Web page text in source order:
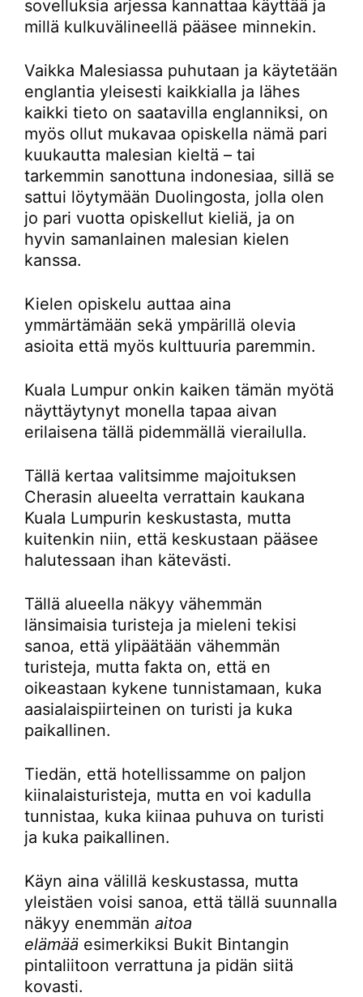
sovelluksia arjessa kannattaa käyttää ja
millä kulkuvälineellä pääsee minnekin.
Vaikka Malesiassa puhutaan ja käytetään
englantia yleisesti kaikkialla ja lähes
kaikki tieto on saatavilla englanniksi, on
myös ollut mukavaa opiskella nämä pari
kuukautta malesian kieltä – tai
tarkemmin sanottuna indonesiaa, sillä se
sattui löytymään Duolingosta, jolla olen
jo pari vuotta opiskellut kieliä, ja on
hyvin samanlainen malesian kielen
kanssa.
Kielen opiskelu auttaa aina
ymmärtämään sekä ympärillä olevia
asioita että myös kulttuuria paremmin.
Kuala Lumpur onkin kaiken tämän myötä
näyttäytynyt monella tapaa aivan
erilaisena tällä pidemmällä vierailulla.
Tällä kertaa valitsimme majoituksen
Cherasin alueelta verrattain kaukana
Kuala Lumpurin keskustasta, mutta
kuitenkin niin, että keskustaan pääsee
halutessaan ihan kätevästi.
Tällä alueella näkyy vähemmän
länsimaisia turisteja ja mieleni tekisi
sanoa, että ylipäätään vähemmän
turisteja, mutta fakta on, että en
oikeastaan kykene tunnistamaan, kuka
aasialaispiirteinen on turisti ja kuka
paikallinen.
Tiedän, että hotellissamme on paljon
kiinalaisturisteja, mutta en voi kadulla
tunnistaa, kuka kiinaa puhuva on turisti
ja kuka paikallinen.
Käyn aina välillä keskustassa, mutta
yleistäen voisi sanoa, että tällä suunnalla
näkyy enemmän aitoa
elämää esimerkiksi Bukit Bintangin
pintaliitoon verrattuna ja pidän siitä
kovasti.